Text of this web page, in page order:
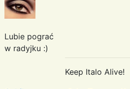
Lubie pograć
w radyjku :)
Keep Italo Alive!